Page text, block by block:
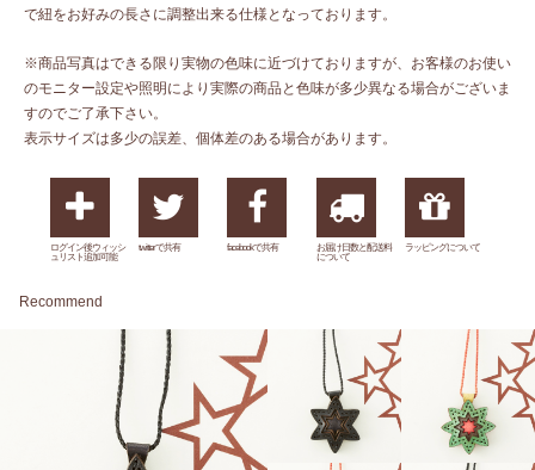
で紐をお好みの長さに調整出来る仕様となっております。
※商品写真はできる限り実物の色味に近づけておりますが、お客様のお使い
のモニター設定や照明により実際の商品と色味が多少異なる場合がございま
すのでご了承下さい。
表示サイズは多少の誤差、個体差のある場合があります。
ログイン後ウィッシ
ュリスト追加可能
twitterで共有 facebookで共有
お届け日数と配送料
について
ラッピングについて
Recommend